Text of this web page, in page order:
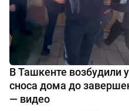
В Ташкенте возбудили
сноса дома до
— видео